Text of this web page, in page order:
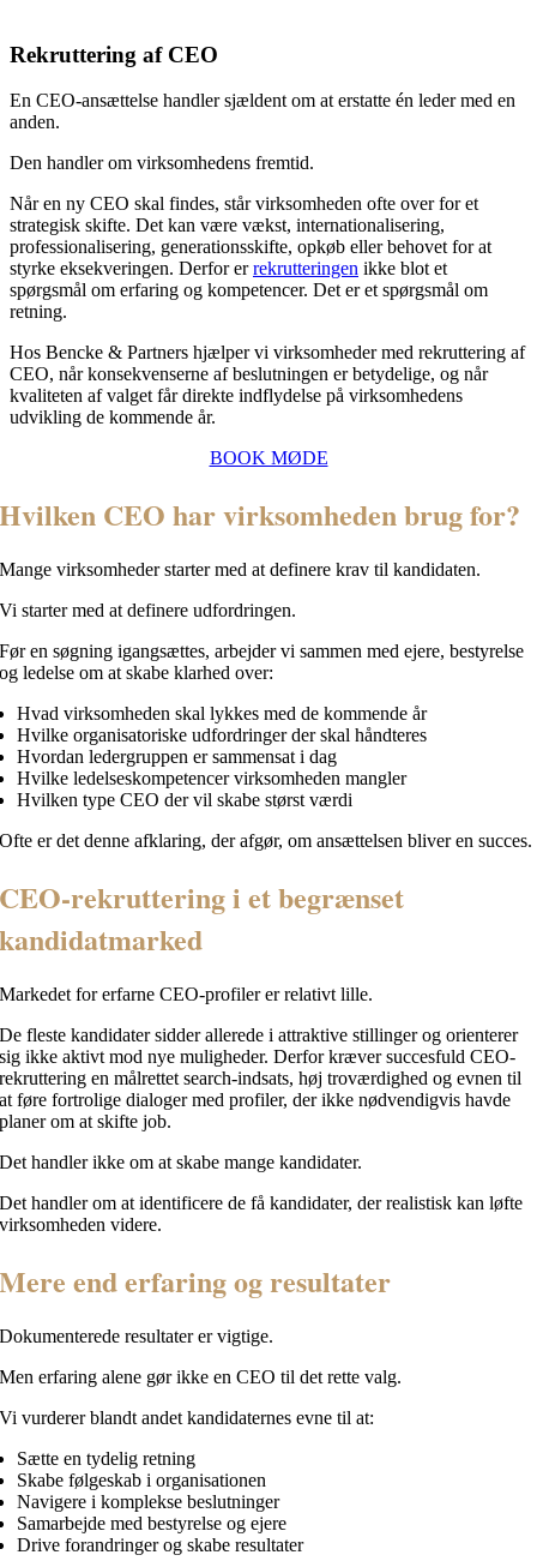
Rekruttering af CEO
En CEO-ansættelse handler sjældent om at erstatte én leder med en
anden.
Den handler om virksomhedens fremtid.
Når en ny CEO skal findes, står virksomheden ofte over for et
strategisk skifte. Det kan være vækst, internationalisering,
professionalisering, generationsskifte, opkøb eller behovet for at
styrke eksekveringen. Derfor errekrutteringen ikke blot et
spørgsmål om erfaring og kompetencer. Det er et spørgsmål om
retning.
Hos Bencke & Partners hjælper vi virksomheder med rekruttering af
CEO, når konsekvenserne af beslutningen er betydelige, og når
kvaliteten af valget får direkte indflydelse på virksomhedens
udvikling de kommende år.
BOOK MØDE
Hvilken CEO har virksomheden brug for?
Mange virksomheder starter med at definere krav til kandidaten.
Vi starter med at definere udfordringen.
Før en søgning igangsættes, arbejder vi sammen med ejere, bestyrelse
og ledelse om at skabe klarhed over:
Hvad virksomheden skal lykkes med de kommende år
Hvilke organisatoriske udfordringer der skal håndteres
Hvordan ledergruppen er sammensat i dag
Hvilke ledelseskompetencer virksomheden mangler
Hvilken type CEO der vil skabe størst værdi
Ofte er det denne afklaring, der afgør, om ansættelsen bliver en succes.
CEO-rekruttering i et begrænset
kandidatmarked
Markedet for erfarne CEO-profiler er relativt lille.
De fleste kandidater sidder allerede i attraktive stillinger og orienterer
sig ikke aktivt mod nye muligheder. Derfor kræver succesfuld CEO-
rekruttering en målrettet search-indsats, høj troværdighed og evnen til
at føre fortrolige dialoger med profiler, der ikke nødvendigvis havde
planer om at skifte job.
Det handler ikke om at skabe mange kandidater.
Det handler om at identificere de få kandidater, der realistisk kan løfte
virksomheden videre.
Mere end erfaring og resultater
Dokumenterede resultater er vigtige.
Men erfaring alene gør ikke en CEO til det rette valg.
Vi vurderer blandt andet kandidaternes evne til at:
Sætte en tydelig retning
Skabe følgeskab i organisationen
Navigere i komplekse beslutninger
Samarbejde med bestyrelse og ejere
Drive forandringer og skabe resultater